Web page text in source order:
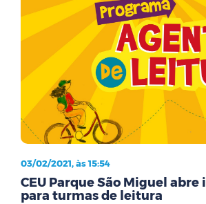
03/02/2021, às 15:54
CEU Parque São Miguel abre
para turmas de leitura